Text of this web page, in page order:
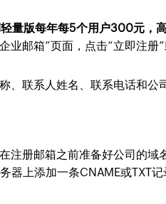
量版每年每5个用户300元，
业邮箱”页面，点击“立即注册”
、联系人姓名、联系电话和公
在注册邮箱之前准备好公司的
器上添加一条CNAME或TXT记